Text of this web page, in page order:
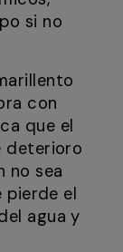
si no
con
que el
deterioro
no sea
pierde el
agua y